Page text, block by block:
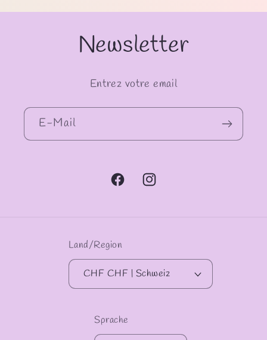
Newsletter
Entrez votre email
E-Mail
FacebookInstagram
Land/Region
CHF CHF | Schweiz
Sprache